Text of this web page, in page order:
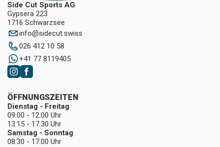
Side Cut Sports AG
Gypsera 223
1716 Schwarzsee
info@sidecut.swiss
026 412 10 58
+41 77 8119405
ÖFFNUNGSZEITEN
Dienstag - Freitag
09:00 - 12:00 Uhr
13:15 - 17:30 Uhr
Samstag - Sonntag
08:30 - 17:00 Uhr